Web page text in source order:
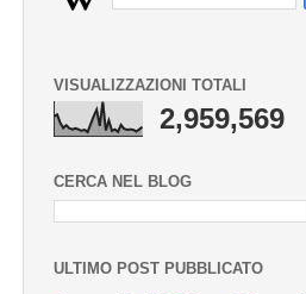
VISUALIZZAZIONI TOTALI
2,959,569
CERCA NEL BLOG
ULTIMO POST PUBBLICATO